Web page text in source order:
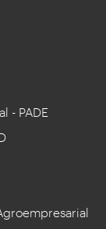
- PADE